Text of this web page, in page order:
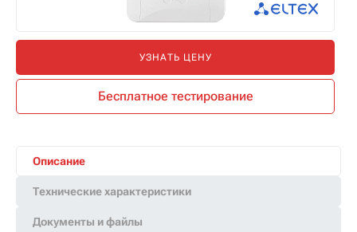
УЗНАТЬ ЦЕНУ
Бесплатное тестирование
Описание
Технические характеристики
Документы и файлы